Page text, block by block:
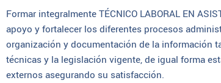
Formar integralmente TÉCNICO LABORAL EN
apoyo y fortalecer los diferentes procesos
organización y documentación de la información
técnicas y la legislación vigente, de igual forma
externos asegurando su satisfacción.